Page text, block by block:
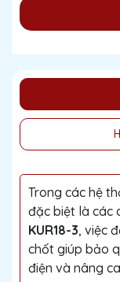
Trong các hệ
đặc biệt là các
KUR18-3, việc
chốt giúp bảo
điện và nâng